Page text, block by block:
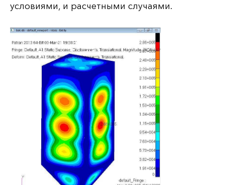
условиями, и расчетными случаями.